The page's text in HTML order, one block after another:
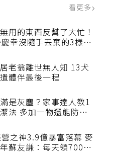
用的東西反幫了大忙！
慶幸沒隨手丟棄的3樣物
老翁離世無人知 13犬
遺體伴最後一程
是灰塵？家事達人教1
營之神3.9億暴富落幕 麥